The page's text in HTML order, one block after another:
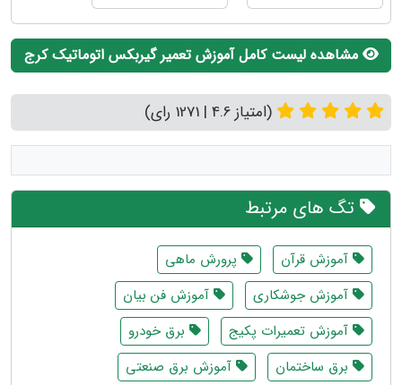
مشاهده لیست کامل آموزش تعمیر گیربکس اتوماتیک کرج
(امتیاز 4.6 | 1271 رای)
تگ های مرتبط
آموزش قرآن
پرورش ماهی
آموزش جوشکاری
آموزش فن بیان
آموزش تعمیرات پکیج
برق خودرو
برق ساختمان
آموزش برق صنعتی